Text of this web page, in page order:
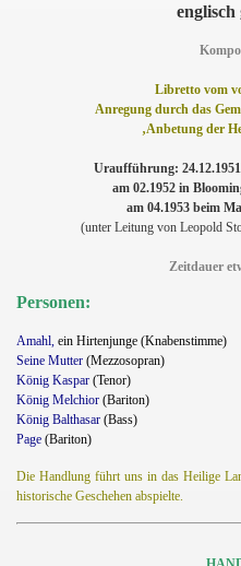
englisch
Libretto vom
Anregung durch das
‚Anbetung der
Uraufführung:
am 02.1952 in
am 04.1953 beim
(unter Leitung von Leopold
Zeitdauer
Personen:
Amahl, ein Hirtenjunge (Knabenstimme)
Seine Mutter (Mezzosopran)
König Kaspar (Tenor)
König Melchior (Bariton)
König Balthasar (Bass)
Page (Bariton)
Die Handlung führt uns in das Heilige
historische Geschehen abspielte.